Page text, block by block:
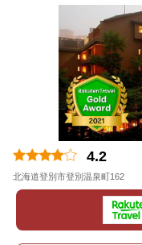
4.2
北海道登別市登別温泉町162